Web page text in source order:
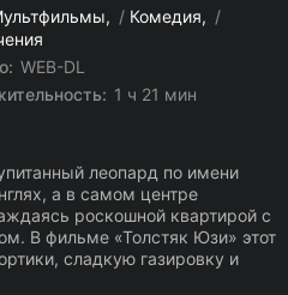
/ Комедия
/
WEB-DL
1 ч 21 мин
леопард по имени
а в самом центре
роскошной квартирой с
В фильме «Толстяк Юзи» этот
сладкую газировку и